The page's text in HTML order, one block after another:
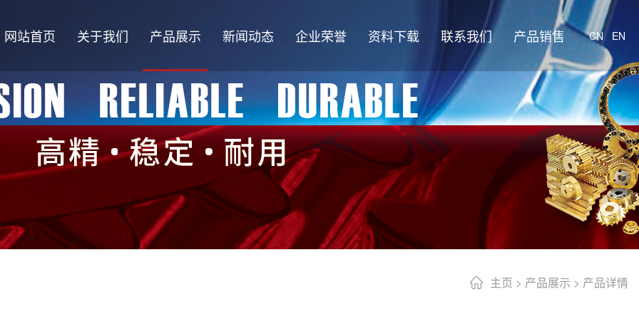
网站首页 关于我们 产品展示 新闻动态 企业荣誉 资料下载 联系我们 产品销售 CN EN
主页 > 产品展示 > 产品详情